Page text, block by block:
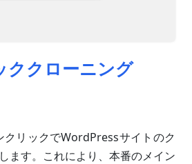
ククローニング
リックでWordPressサイトのク
ます。これにより、本番のメイン